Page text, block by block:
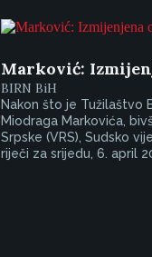
Marković:
BIRN BiH
Nakon što je Tužilaštvo
Miodraga Markovića,
Srpske (VRS), Sudsko
riječi za srijedu, 6. april